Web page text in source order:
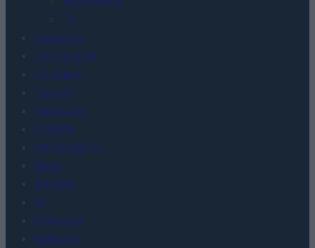
TV
Recenzje
Porównania
Co kupić
Porady
Promocje
FinTech
Hardware PC
Moto
Gaming
AI
Redakcja
Reklama